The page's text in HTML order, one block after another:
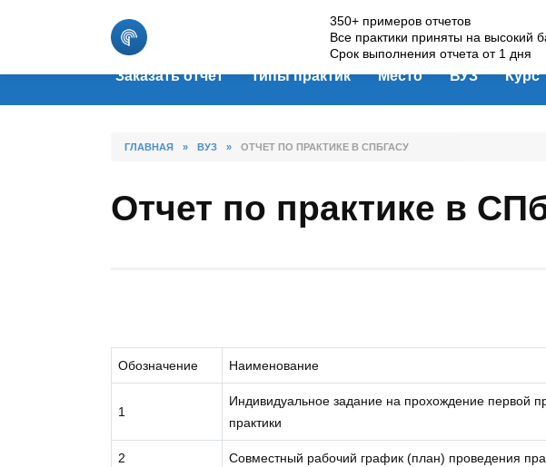
350+ примеров отчетов
Все практики приняты на высокий
Срок выполнения отчета от 1 дня
Заказать отчет
Типы практик Место ВУЗ Курс
ГЛАВНАЯ » ВУЗ » ОТЧЕТ ПО ПРАКТИКЕ В СПБГАСУ
Отчет по практике в
Обозначение Наименование
1
Индивидуальное задание на прохождение первой
практики
2 Совместный рабочий график (план) проведения